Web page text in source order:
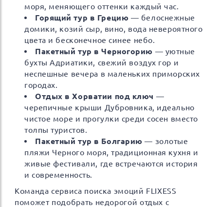
моря, меняющего оттенки каждый час.
Горящий тур в Грецию — белоснежные
домики, козий сыр, вино, вода невероятного
цвета и бесконечное синее небо.
Пакетный тур в Черногорию — уютные
бухты Адриатики, свежий воздух гор и
неспешные вечера в маленьких приморских
городах.
Отдых в Хорватии под ключ —
черепичные крыши Дубровника, идеально
чистое море и прогулки среди сосен вместо
толпы туристов.
Пакетный тур в Болгарию — золотые
пляжи Черного моря, традиционная кухня и
живые фестивали, где встречаются история
и современность.
Команда сервиса поиска эмоций FLIXESS
поможет подобрать недорогой отдых с